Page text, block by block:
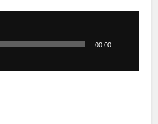
00:00